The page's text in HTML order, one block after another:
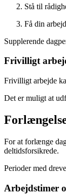
Stå til
Få din
Supplerende
Frivilligt
Frivilligt arbejde
Det er muligt at
For at forlænge
deltidsforsikrede.
Perioder med
Arbejdstimer